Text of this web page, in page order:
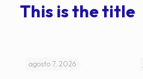
This is the title
agosto 7, 2026